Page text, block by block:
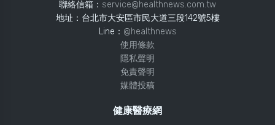
聯絡信箱： service@healthnews.com.tw
地址：台北市大安區市民大道三段142號5樓
Line： @healthnews
使用條款
隱私聲明
免責聲明
媒體投稿
健康醫療網